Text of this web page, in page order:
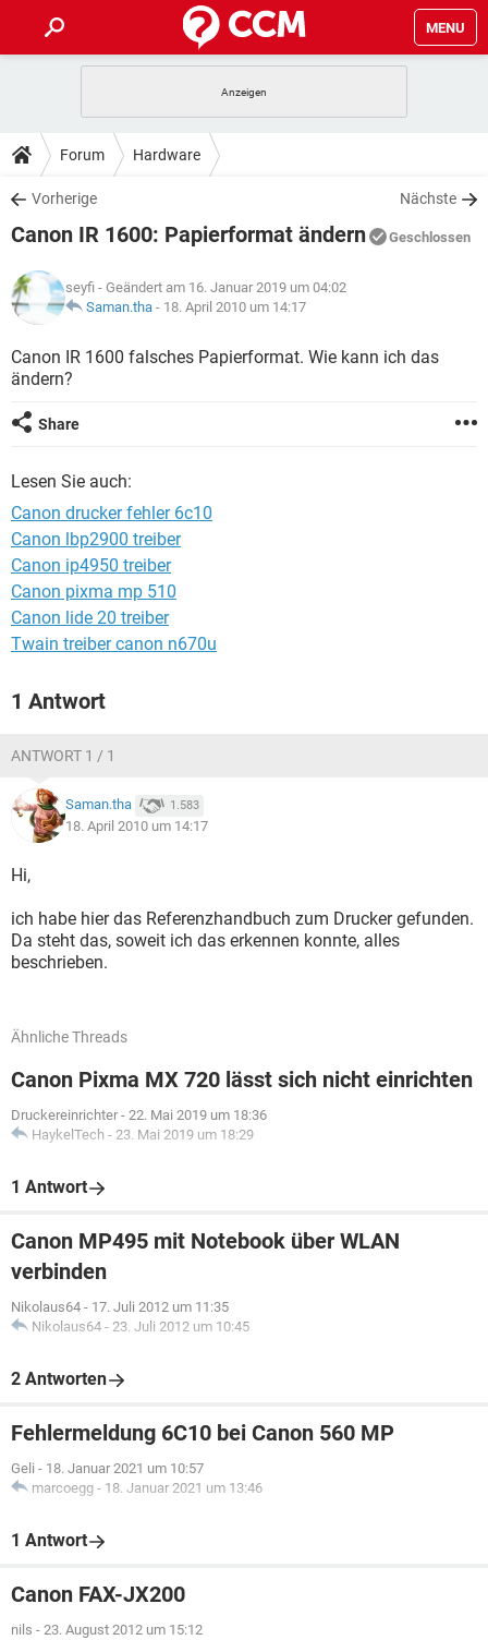
MENU
ANDROID
WINDOWS 10
WHATSAPP TIKTOK
FACEBOOK
TIPPS & TRICKS
SPIELE
WHATSAPP TIKTOK
FACEBOOK
DOWNLOADS
SPIELE STREAMING
ANDROID
WINDOWS 10 INSTAGRAM
WHATSAPP
FACEBOOK
SPIELE STREAMING
ANDROID
WINDOWS 10 INSTAGRAM
LEXIKON
STREAMING
ANDROID
WINDOWS 10
Forum Hardware
Vorherige Nächste
Canon IR 1600: Papierformat ändern Geschlossen
seyfi - Geändert am 16. Januar 2019 um 04:02
Saman.tha - 18. April 2010 um 14:17
Canon IR 1600 falsches Papierformat. Wie kann ich das
ändern?
Share
Lesen Sie auch:
Canon drucker fehler 6c10
Canon lbp2900 treiber
Canon ip4950 treiber
Canon pixma mp 510
Canon lide 20 treiber
Twain treiber canon n670u
1 Antwort
ANTWORT 1 / 1
Saman.tha 1.583
18. April 2010 um 14:17
Hi,
ich habe hier das Referenzhandbuch zum Drucker gefunden.
Da steht das, soweit ich das erkennen konnte, alles
beschrieben.
Ähnliche Threads
Canon Pixma MX 720 lässt sich nicht einrichten
Druckereinrichter - 22. Mai 2019 um 18:36
HaykelTech - 23. Mai 2019 um 18:29
1 Antwort
Canon MP495 mit Notebook über WLAN
verbinden
Nikolaus64 - 17. Juli 2012 um 11:35
Nikolaus64 - 23. Juli 2012 um 10:45
2 Antworten
Fehlermeldung 6C10 bei Canon 560 MP
Geli - 18. Januar 2021 um 10:57
marcoegg - 18. Januar 2021 um 13:46
1 Antwort
Canon FAX-JX200
nils - 23. August 2012 um 15:12